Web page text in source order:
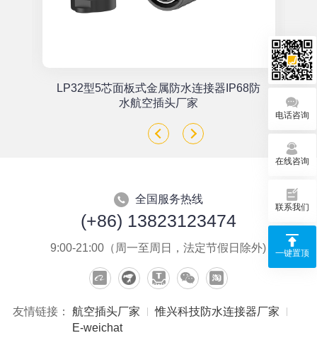
LP32型5芯面板式金属防水连接器IP68防
水航空插头厂家
全国服务热线
(+86) 13823123474
9:00-21:00（周一至周日，法定节假日除外)
友情链接： 航空插头厂家
惟兴科技防水连接器厂家
E-weichat
电话咨询
在线咨询
联系我们
一键置顶